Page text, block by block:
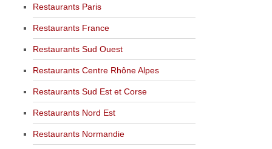
Restaurants Paris
Restaurants France
Restaurants Sud Ouest
Restaurants Centre Rhône Alpes
Restaurants Sud Est et Corse
Restaurants Nord Est
Restaurants Normandie